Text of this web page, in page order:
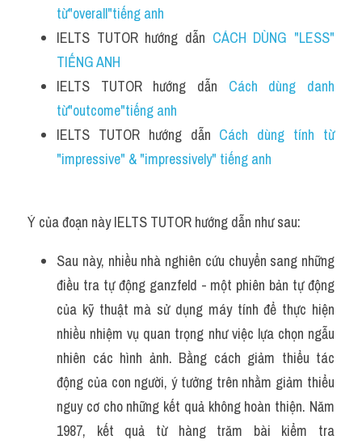
từ"overall"tiếng anh
IELTS TUTOR hướng dẫn CÁCH DÙNG "LESS"
TIẾNG ANH
IELTS TUTOR hướng dẫn Cách dùng danh
từ"outcome"tiếng anh
IELTS TUTOR hướng dẫn Cách dùng tính từ
"impressive" & "impressively" tiếng anh
Ý của đoạn này IELTS TUTOR hướng dẫn như sau:
Sau này, nhiều nhà nghiên cứu chuyển sang những
điều tra tự động ganzfeld - một phiên bản tự động
của kỹ thuật mà sử dụng máy tính để thực hiện
nhiều nhiệm vụ quan trọng như việc lựa chọn ngẫu
nhiên các hình ảnh. Bằng cách giảm thiểu tác
động của con người, ý tưởng trên nhằm giảm thiểu
nguy cơ cho những kết quả không hoàn thiện. Năm
1987, kết quả từ hàng trăm bài kiểm tra